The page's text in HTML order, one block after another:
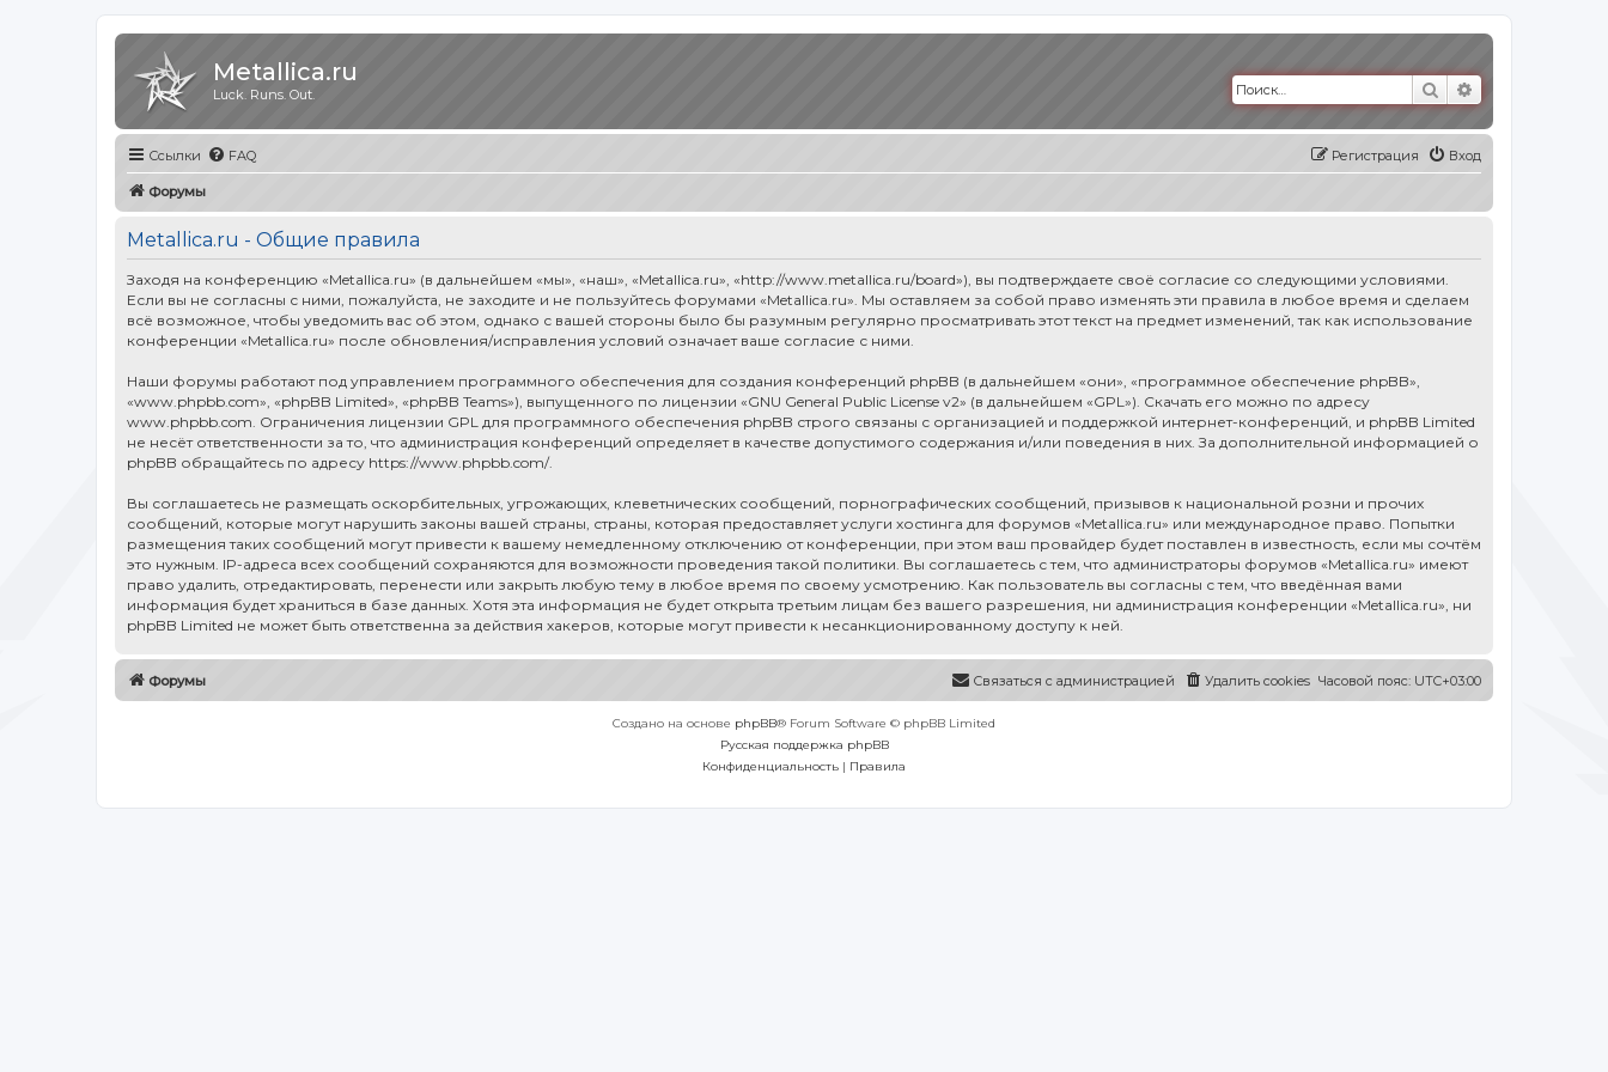
Metallica.ru
Luck. Runs. Out. Поиск
Ссылки FAQ Вход
Регистрация
Форумы
Metallica.ru - Общие правила
Заходя на конференцию «Metallica.ru» (в дальнейшем «мы», «наш», «Metallica.ru», «http://www.metallica.ru/board»), вы подтверждаете своё согласие со следующими условиями.
Если вы не согласны с ними, пожалуйста, не заходите и не пользуйтесь форумами «Metallica.ru». Мы оставляем за собой право изменять эти правила в любое время и сделаем
всё возможное, чтобы уведомить вас об этом, однако с вашей стороны было бы разумным регулярно просматривать этот текст на предмет изменений, так как использование
конференции «Metallica.ru» после обновления/исправления условий означает ваше согласие с ними.
Наши форумы работают под управлением программного обеспечения для создания конференций phpBB (в дальнейшем «они», «программное обеспечение phpBB»,
«www.phpbb.com», «phpBB Limited», «phpBB Teams»), выпущенного по лицензии «GNU General Public License v2» (в дальнейшем «GPL»). Скачать его можно по адресу
www.phpbb.com . Ограничения лицензии GPL для программного обеспечения phpBB строго связаны с организацией и поддержкой интернет-конференций, и phpBB Limited
не несёт ответственности за то, что администрация конференций определяет в качестве допустимого содержания и/или поведения в них. За дополнительной информацией о
phpBB обращайтесь по адресу https://www.phpbb.com/.
Вы соглашаетесь не размещать оскорбительных, угрожающих, клеветнических сообщений, порнографических сообщений, призывов к национальной розни и прочих
сообщений, которые могут нарушить законы вашей страны, страны, которая предоставляет услуги хостинга для форумов «Metallica.ru» или международное право. Попытки
размещения таких сообщений могут привести к вашему немедленному отключению от конференции, при этом ваш провайдер будет поставлен в известность, если мы сочтём
это нужным. IP-адреса всех сообщений сохраняются для возможности проведения такой политики. Вы соглашаетесь с тем, что администраторы форумов «Metallica.ru» имеют
право удалить, отредактировать, перенести или закрыть любую тему в любое время по своему усмотрению. Как пользователь вы согласны с тем, что введённая вами
информация будет храниться в базе данных. Хотя эта информация не будет открыта третьим лицам без вашего разрешения, ни администрация конференции «Metallica.ru», ни
phpBB Limited не может быть ответственна за действия хакеров, которые могут привести к несанкционированному доступу к ней.
Форумы Часовой пояс: UTC+03:00
Удалить cookies
Связаться с администрацией
Создано на основе phpBB® Forum Software © phpBB Limited
Русская поддержка phpBB
Конфиденциальность | Правила